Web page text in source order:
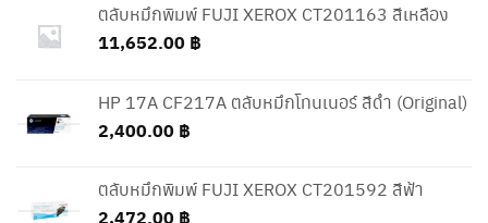
ตลับหมึกพิมพ์ FUJI XEROX CT201163 สีเหลือง
11,652.00 ฿
HP 17A CF217A ตลับหมึกโทนเนอร์ สีดำ (Original)
2,400.00 ฿
ตลับหมึกพิมพ์ FUJI XEROX CT201592 สีฟ้า
2,472.00 ฿